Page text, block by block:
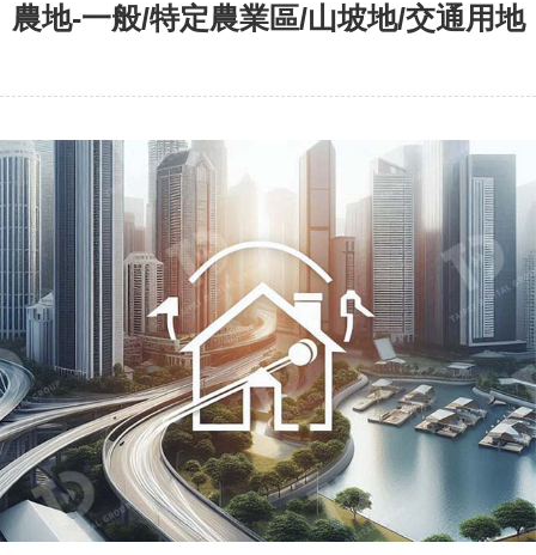
農地-一般/特定農業區/山坡地/交通用地